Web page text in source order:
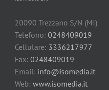
20090 Trezzano S/N (MI)
Telefono: 0248409019
Cellulare: 3336217977
Fax: 0248409019
Email: info@isomedia.it
Web: www.isomedia.it